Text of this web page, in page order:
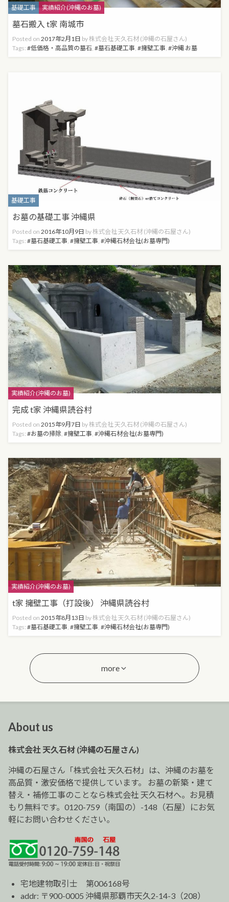
Categories
基礎工事 実績紹介(沖縄のお墓)
墓石搬入 t家 南城市
Posted on 2017年2月1日 by株式会社 天久石材 (沖縄の石屋さん)
Tags:
低価格・高品質の墓石 墓石基礎工事 擁壁工事 沖縄 お墓
Categories
基礎工事
お墓の基礎工事 沖縄県
Posted on 2016年10月9日 by株式会社 天久石材 (沖縄の石屋さん)
Tags:
墓石基礎工事, 擁壁工事, 沖縄石材会社(お墓専門)
Categories
実績紹介(沖縄のお墓)
完成 t家 沖縄県読谷村
Posted on 2015年9月7日 by株式会社 天久石材 (沖縄の石屋さん)
Tags:
お墓の掃除, 擁壁工事, 沖縄石材会社(お墓専門)
Categories
実績紹介(沖縄のお墓)
t家 擁壁工事（打設後） 沖縄県読谷村
Posted on 2015年8月13日 by株式会社 天久石材 (沖縄の石屋さん)
Tags:
墓石基礎工事 擁壁工事 沖縄石材会社(お墓専門)
more
About us
株式会社 天久石材 (沖縄の石屋さん)
沖縄の石屋さん「株式会社 天久石材」は、沖縄のお墓を
高品質・激安価格で提供しています。 お墓の新築・建て
替え・補修工事のことなら株式会社 天久石材へ。お見積
もり無料です。0120-759（南国の）-148（石屋）にお気
軽にお問い合わせください。
宅地建物取引士 第006168号
addr: 〒900-0005 沖縄県那覇市天久2-14-3（208）